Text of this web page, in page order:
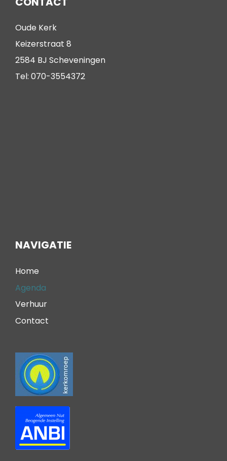
Oude Kerk
Keizerstraat 8
2584 BJ Scheveningen
Tel: 070-3554372
NAVIGATIE
Home
Agenda
Verhuur
Contact